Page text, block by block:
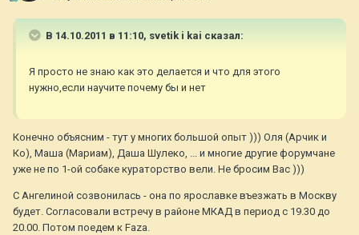
В 14.10.2011 в 11:10, svetik i kai сказал:
Я просто не знаю как это делается и что для этого
нужно,если научите почему бы и нет
Конечно объясним - тут у многих большой опыт ))) Оля (Арчик и
Ко), Маша (Мариам), Даша Шулеко, ... и многие другие форумчане
уже не по 1-ой собаке кураторство вели. Не бросим Вас )))
С Ангелиной созвонилась - она по ярославке въезжать в Москву
будет. Согласовали встречу в районе МКАД в период с 19.30 до
20.00. Потом поедем к Faza.